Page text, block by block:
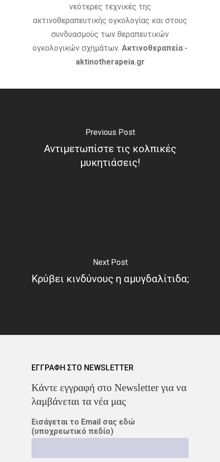
νεότερες τεχνικές της
ακτινοθεραπευτικής ογκολογίας και στους
συνδυασμούς των θεραπευτικών
ογκολογικών σχημάτων. Ακτινοθεραπεία -
aktinotherapeia.gr
Previous Post
Αντιμετωπίστε τις κολπικές
μυκητιάσεις!
Next Post
Κρύβει κινδύνους η αμυγδαλίτιδα;
ΕΓΓΡΑΦΗ ΣΤΟ NEWSLETTER
Kάντε εγγραφή στο Newsletter για να
λαμβάνεται τα νέα μας
Εισάγεται το Email σας εδώ
(υποχρεωτικό πεδίο)